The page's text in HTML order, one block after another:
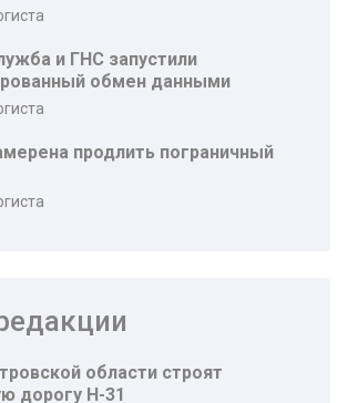
и ГНС запустили
обмен данными
продлить пограничный
области строят
дорогу Н-31